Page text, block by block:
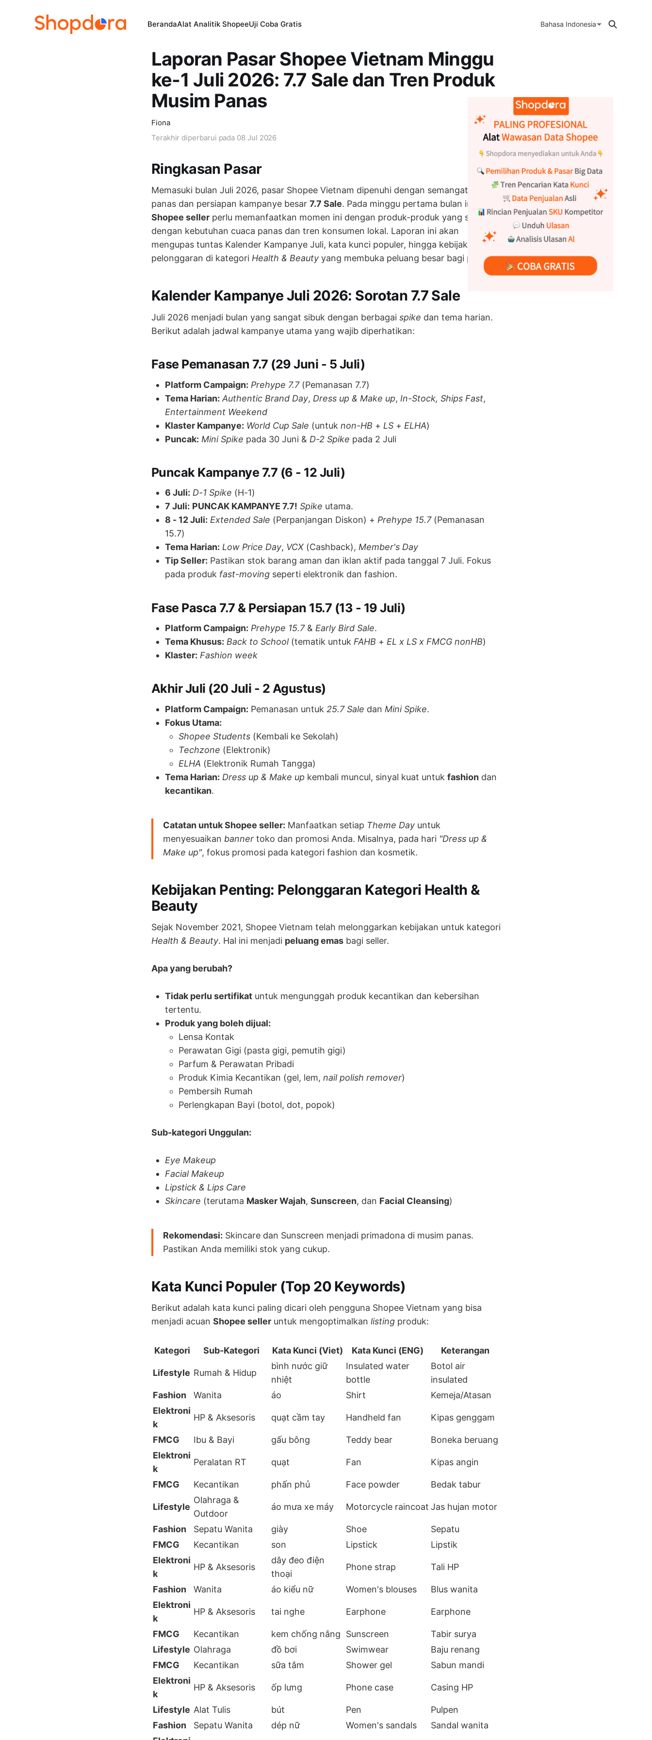
BerandaAlat Analitik ShopeeUji Coba Gratis Bahasa Indonesia
Laporan Pasar Shopee Vietnam Minggu
ke-1 Juli 2026: 7.7 Sale dan Tren Produk
Musim Panas
Fiona
Terakhir diperbarui pada 08 Jul 2026
Ringkasan Pasar
Memasuki bulan Juli 2026, pasar Shopee Vietnam dipenuhi dengan semangat musim
panas dan persiapan kampanye besar 7.7 Sale. Pada minggu pertama bulan ini, para
Shopee seller perlu memanfaatkan momen ini dengan produk-produk yang sesuai
dengan kebutuhan cuaca panas dan tren konsumen lokal. Laporan ini akan
mengupas tuntas Kalender Kampanye Juli, kata kunci populer, hingga kebijakan
pelonggaran di kategori Health & Beauty yang membuka peluang besar bagi penjual.
Kalender Kampanye Juli 2026: Sorotan 7.7 Sale
Juli 2026 menjadi bulan yang sangat sibuk dengan berbagai spike dan tema harian.
Berikut adalah jadwal kampanye utama yang wajib diperhatikan:
Fase Pemanasan 7.7 (29 Juni - 5 Juli)
Platform Campaign: Prehype 7.7(Pemanasan 7.7)
Tema Harian: Authentic Brand Day, Dress up & Make up, In-Stock, Ships Fast,
Entertainment Weekend
Klaster Kampanye: World Cup Sale (untuk non-HB + LS + ELHA)
Puncak: Mini Spike pada 30 Juni & D-2 Spike pada 2 Juli
Puncak Kampanye 7.7 (6 - 12 Juli)
6 Juli: D-1 Spike (H-1)
7 Juli: PUNCAK KAMPANYE 7.7! Spike utama.
8 - 12 Juli: Extended Sale (Perpanjangan Diskon) + Prehype 15.7(Pemanasan
15.7)
Tema Harian: Low Price Day, VCX (Cashback), Member's Day
Tip Seller: Pastikan stok barang aman dan iklan aktif pada tanggal 7 Juli. Fokus
pada produk fast-moving seperti elektronik dan fashion.
Fase Pasca 7.7 & Persiapan 15.7 (13 - 19 Juli)
Platform Campaign: Prehype 15.7& Early Bird Sale.
Tema Khusus: Back to School(tematik untuk FAHB + EL x LS x FMCG nonHB)
Klaster: Fashion week
Akhir Juli (20 Juli - 2 Agustus)
Platform Campaign: Pemanasan untuk 25.7 Sale dan Mini Spike.
Fokus Utama:
Shopee Students (Kembali ke Sekolah)
Techzone (Elektronik)
ELHA (Elektronik Rumah Tangga)
Tema Harian: Dress up & Make up kembali muncul, sinyal kuat untuk fashion dan
kecantikan.
Catatan untuk Shopee seller: Manfaatkan setiap Theme Day untuk
menyesuaikan banner toko dan promosi Anda. Misalnya, pada hari "Dress up &
Make up", fokus promosi pada kategori fashion dan kosmetik.
Kebijakan Penting: Pelonggaran Kategori Health &
Beauty
Sejak November 2021, Shopee Vietnam telah melonggarkan kebijakan untuk kategori
Health & Beauty. Hal ini menjadi peluang emas bagi seller.
Apa yang berubah?
Tidak perlu sertifikat untuk mengunggah produk kecantikan dan kebersihan
tertentu.
Produk yang boleh dijual:
Lensa Kontak
Perawatan Gigi (pasta gigi, pemutih gigi)
Parfum & Perawatan Pribadi
Produk Kimia Kecantikan (gel, lem, nail polish remover)
Pembersih Rumah
Perlengkapan Bayi (botol, dot, popok)
Sub-kategori Unggulan:
Eye Makeup
Facial Makeup
Lipstick & Lips Care
Skincare (terutama Masker Wajah, Sunscreen, dan Facial Cleansing)
Rekomendasi: Skincare dan Sunscreen menjadi primadona di musim panas.
Pastikan Anda memiliki stok yang cukup.
Kata Kunci Populer (Top 20 Keywords)
Berikut adalah kata kunci paling dicari oleh pengguna Shopee Vietnam yang bisa
menjadi acuan Shopee seller untuk mengoptimalkan listing produk:
Kategori Sub-Kategori Kata Kunci (Viet) Kata Kunci (ENG) Keterangan
Lifestyle Rumah & Hidup
bình nước giữ
nhiệt
Insulated water
bottle
Botol air
insulated
Fashion
Wanita áo Shirt
Kemeja/Atasan
Elektroni
k
HP & Aksesoris quạt cầm tay Handheld fan Kipas genggam
FMCG Ibu & Bayi gấu bông Teddy bear
Boneka beruang
Elektroni
k
Peralatan RT quạt Fan Kipas angin
FMCG Kecantikan phấn phủ Face powder Bedak tabur
Lifestyle
Olahraga &
Outdoor
áo mưa xe máy Motorcycle raincoat Jas hujan motor
Fashion Sepatu Wanita giày Shoe
Sepatu
FMCG
Kecantikan son Lipstick
Lipstik
Elektroni
k
HP & Aksesoris
dây đeo điện
thoại
Phone strap Tali HP
Fashion Wanita áo kiểu nữ Women's blouses
Blus wanita
Elektroni
k
HP & Aksesoris tai nghe Earphone Earphone
FMCG Kecantikan kem chống nắng Sunscreen
Tabir surya
Lifestyle Olahraga đồ bơi Swimwear
Baju renang
FMCG
Kecantikan sữa tắm Shower gel
Sabun mandi
Elektroni
k
HP & Aksesoris ốp lưng Phone case Casing HP
Lifestyle Alat Tulis bút Pen
Pulpen
Fashion
Sepatu Wanita dép nữ Women's sandals
Sandal wanita